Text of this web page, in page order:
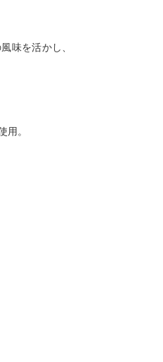
味を活かし、
用。